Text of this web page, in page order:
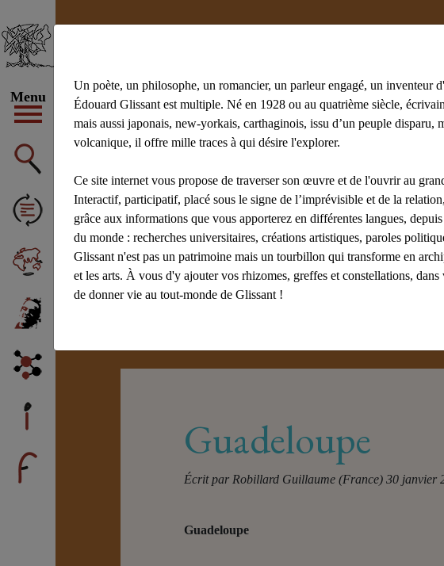
Menu
Guadeloupe
Écrit par Robillard Guillaume (France) 30 janvier
Guadeloupe
Un poète, un philosophe, un romancier, un parleur engagé, un inventeur
Édouard Glissant est multiple. Né en 1928 ou au quatrième siècle,
mais aussi japonais, new-yorkais, carthaginois, issu d’un peuple disparu,
volcanique, il offre mille traces à qui désire l'explorer.
Ce site internet vous propose de traverser son œuvre et de l'ouvrir au
Interactif, participatif, placé sous le signe de l’imprévisible et de la
grâce aux informations que vous apporterez en différentes langues,
du monde : recherches universitaires, créations artistiques, paroles
Glissant n'est pas un patrimoine mais un tourbillon qui transforme en
et les arts. À vous d'y ajouter vos rhizomes, greffes et constellations, dans
de donner vie au tout-monde de Glissant !